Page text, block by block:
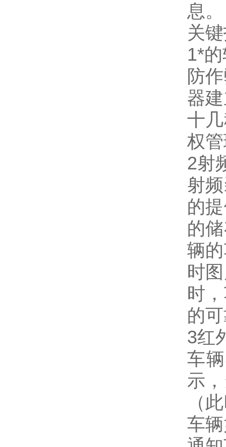
息。
关
1*
防
器
十
权
2射
射
的
的
辆
时
时
的
3红
车
示
（
车